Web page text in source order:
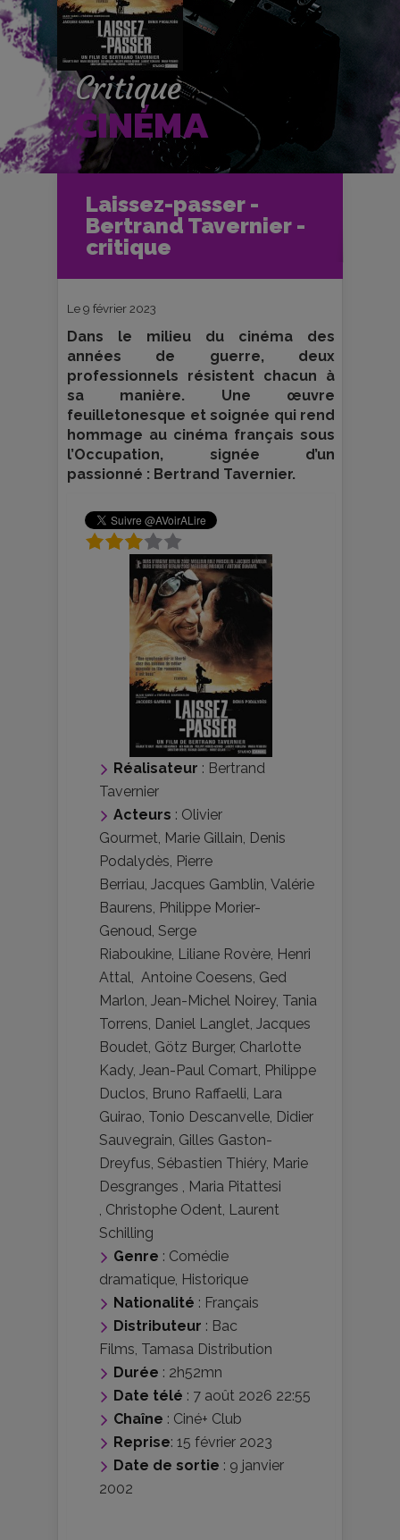
Critique
CINÉMA
Laissez-passer -
Bertrand Tavernier -
critique
Accueil
Critiques et fiches films
Ciné-Club
Laissez-passer - Bertrand Tavernier -
critique
Le 9 février 2023
Dans le milieu du cinéma des
années de guerre, deux
professionnels résistent chacun à
sa manière. Une œuvre
feuilletonesque et soignée qui rend
hommage au cinéma français sous
l’Occupation, signée d’un
passionné : Bertrand Tavernier.
Réalisateur : Bertrand
Tavernier
Acteurs : Olivier
Gourmet, Marie Gillain, Denis
Podalydès, Pierre
Berriau, Jacques Gamblin, Valérie
Baurens, Philippe Morier-
Genoud, Serge
Riaboukine, Liliane Rovère, Henri
Attal, Antoine Coesens, Ged
Marlon, Jean-Michel Noirey, Tania
Torrens, Daniel Langlet, Jacques
Boudet, Götz Burger, Charlotte
Kady, Jean-Paul Comart, Philippe
Duclos, Bruno Raffaelli, Lara
Guirao, Tonio Descanvelle, Didier
Sauvegrain, Gilles Gaston-
Dreyfus, Sébastien Thiéry, Marie
Desgranges , Maria Pitattesi
, Christophe Odent, Laurent
Schilling
Genre : Comédie
dramatique, Historique
Nationalité : Français
Distributeur : Bac
Films, Tamasa Distribution
Durée : 2h52mn
Date télé : 7 août 2026 22:55
Chaîne : Ciné+ Club
Reprise: 15 février 2023
Date de sortie : 9 janvier
2002